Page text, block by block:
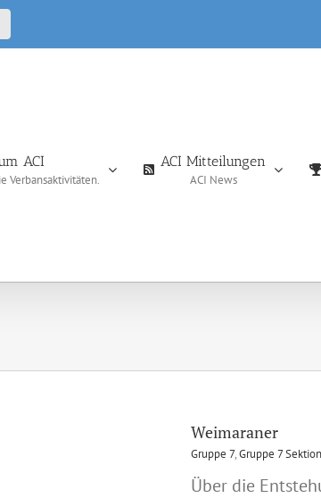
ACI
Verbansaktivitäten.
ACI Mitteilungen
ACI News
Weimaraner
Gruppe 7,Gruppe 7
Über die